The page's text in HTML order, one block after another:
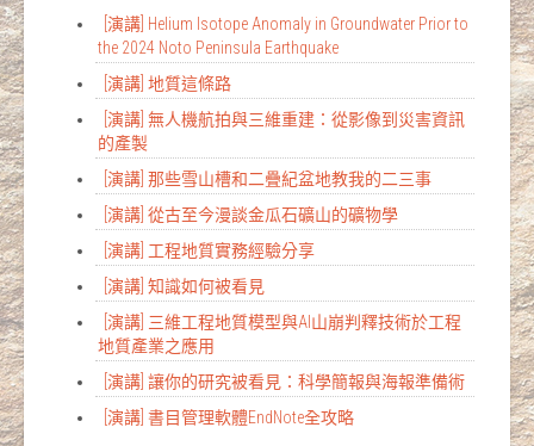
[演講] Helium Isotope Anomaly in Groundwater Prior to
the 2024 Noto Peninsula Earthquake
[演講] 地質這條路
[演講] 無人機航拍與三維重建：從影像到災害資訊
的產製
[演講] 那些雪山槽和二疊紀盆地教我的二三事
[演講] 從古至今漫談金瓜石礦山的礦物學
[演講] 工程地質實務經驗分享
[演講] 知識如何被看見
[演講] 三維工程地質模型與AI山崩判釋技術於工程
地質產業之應用
[演講] 讓你的研究被看見：科學簡報與海報準備術
[演講] 書目管理軟體EndNote全攻略